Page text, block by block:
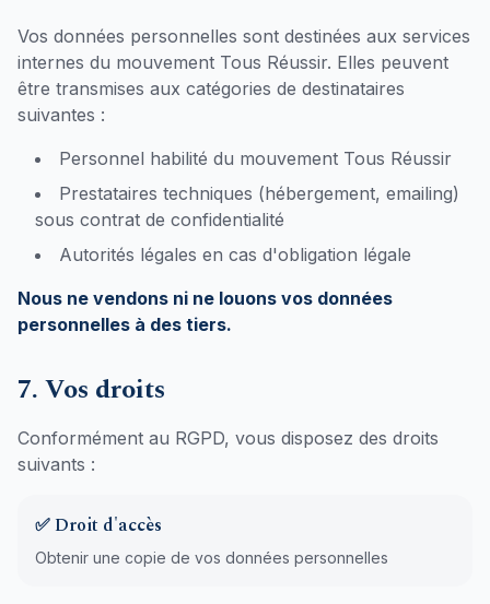
Vos données personnelles sont destinées aux services
internes du mouvement Tous Réussir. Elles peuvent
être transmises aux catégories de destinataires
suivantes :
Personnel habilité du mouvement Tous Réussir
Prestataires techniques (hébergement, emailing)
sous contrat de confidentialité
Autorités légales en cas d'obligation légale
Nous ne vendons ni ne louons vos données
personnelles à des tiers.
7. Vos droits
Conformément au RGPD, vous disposez des droits
suivants :
✅ Droit d'accès
Obtenir une copie de vos données personnelles